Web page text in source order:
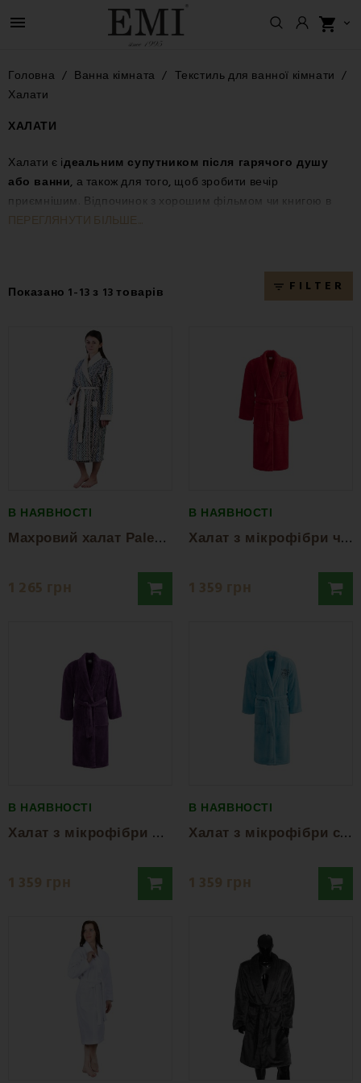
 shopping_cart 
Головна Ванна кімната
Текстиль для ванної кімнати
Халати
ХАЛАТИ
Халати є ідеальним супутником після гарячого душу
або ванни, а також для того, щоб зробити вечір
приємнішим. Відпочинок з хорошим фільмом чи книгою в
поєднанні з улюбленим халатом безцінний. Крім усього
ПЕРЕГЛЯНУТИ БІЛЬШЕ...
filter_list FILTER
Показано 1-13 з 13 товарів
В НАЯВНОСТІ
М
ахровий халат Paleo EMI
1 265 грн
В НАЯВНОСТІ
Х
алат з мікрофібри червоний EMI
1 359 грн
В НАЯВНОСТІ
Х
алат з мікрофібри фіолетовий EMI
1 359 грн
В НАЯВНОСТІ
Х
алат з мікрофібри синій EMI
1 359 грн